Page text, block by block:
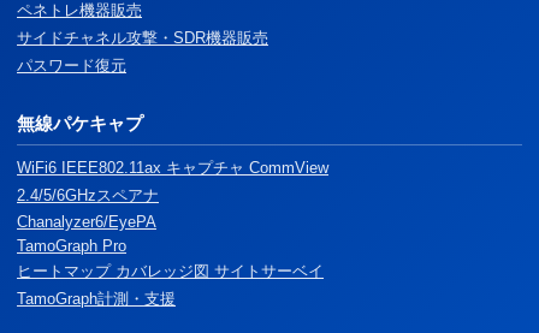
ペネトレ機器販売
サイドチャネル攻撃・SDR機器販売
パスワード復元
無線パケキャプ
WiFi6 IEEE802.11ax キャプチャ CommView
2.4/5/6GHzスペアナ
Chanalyzer6/EyePA
TamoGraph Pro
ヒートマップ カバレッジ図 サイトサーベイ
TamoGraph計測・支援